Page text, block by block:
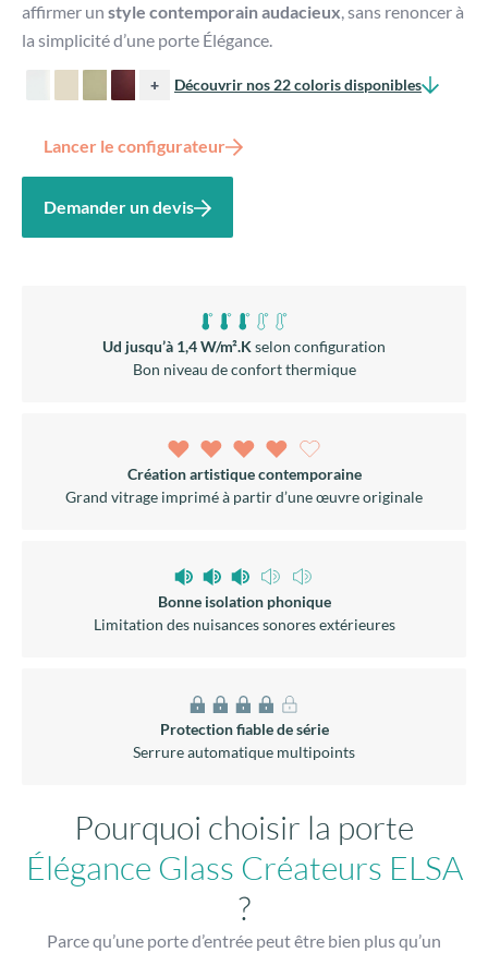
affirmer un style contemporain audacieux, sans renoncer à
la simplicité d’une porte Élégance.
+ Découvrir nos 22 coloris disponibles
Lancer le configurateur
Demander un devis
Ud jusqu’à 1,4 W/m².K selon configuration
Bon niveau de confort thermique
Création artistique contemporaine
Grand vitrage imprimé à partir d’une œuvre originale
Bonne isolation phonique
Limitation des nuisances sonores extérieures
Protection fiable de série
Serrure automatique multipoints
Pourquoi choisir la porte
Élégance Glass Créateurs ELSA
?
Parce qu’une porte d’entrée peut être bien plus qu’un